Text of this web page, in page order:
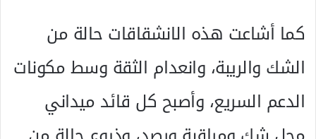
كما أشاعت هذه الانشقاقات حالة من
الشك والريبة، وانعدام الثقة وسط مكونات
الدعم السريع، وأصبح كل قائد ميداني